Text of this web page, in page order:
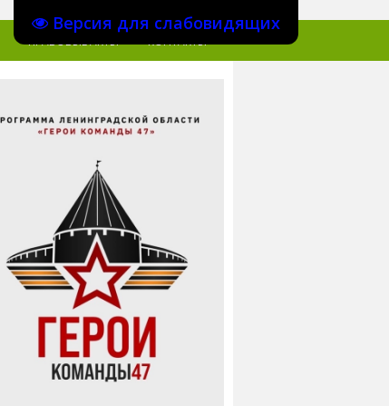
Версия для слабовидящих
ПРАВОВЫЕ АКТЫ КОНТАКТЫ